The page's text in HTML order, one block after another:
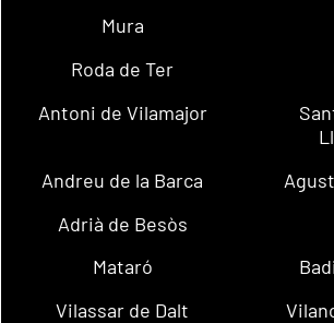
Mura
Roda de Ter
Antoni de Vilamajor
Andreu de la Barca
Adrià de Besòs
Mataró
Vilassar de Dalt